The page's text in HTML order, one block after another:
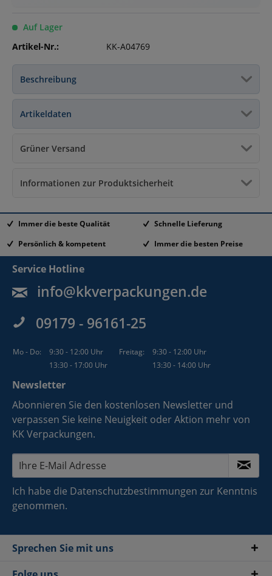
Auf Lager
Artikel-Nr.:
KK-A04769
Beschreibung
Artikeldaten
Grüner Versand
Informationen zur Produktsicherheit
Immer die beste Qualität
Schnelle Lieferung
Persönlich & kompetent
Immer die besten Preise
Service Hotline
info@kkverpackungen.de
09179 - 96161-25
Mo - Do: 9:30 - 12:00 Uhr Freitag:
9:30 - 12:00 Uhr
13:30 - 17:00 Uhr
13:30 - 14:00 Uhr
Newsletter
Abonnieren Sie den kostenlosen Newsletter und
verpassen Sie keine Neuigkeit oder Aktion mehr von
KK Verpackungen.
Ich habe die Datenschutzbestimmungen zur Kenntnis
genommen.
Sprechen Sie mit uns